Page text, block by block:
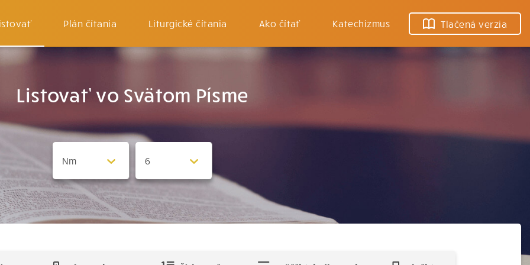
Plán čítania Liturgické čítania Ako čítať Katechizmus Tlačená verzia
Listovať vo Svätom Písme